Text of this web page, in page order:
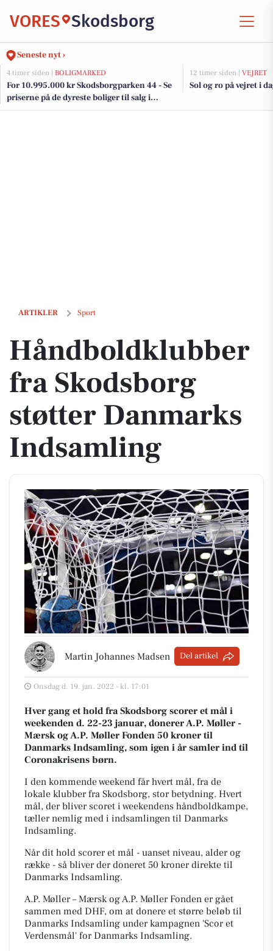
VORES Skodsborg
Seneste nyt ›
4 timer siden | BOLIGMARKED
For 10.995.000 kr Skodsborgparken 44 - Se
priserne på de dyreste boliger til salg i
Skodsborg
12 timer siden | VEJRET
Sol og ro på vejret i
ARTIKLER Sport
Håndboldklubber fra Skodsborg støtter Danmarks Indsamling
Håndboldklubber
fra Skodsborg
støtter Danmarks
Indsamling
Martin Johannes Madsen Del artikel
Onsdag d. 19. jan. 2022 - kl. 17:01
Hver gang et hold fra Skodsborg scorer et mål i
weekenden d. 22-23 januar, donerer A.P. Møller -
Mærsk og A.P. Møller Fonden 50 kroner til
Danmarks Indsamling, som igen i år samler ind til
Coronakrisens børn.
I den kommende weekend får hvert mål, fra de
lokale klubber fra Skodsborg, stor betydning. Hvert
mål, der bliver scoret i weekendens håndboldkampe,
tæller nemlig med i indsamlingen til Danmarks
Indsamling.
Når dit hold scorer et mål - uanset niveau, alder og
række - så bliver der doneret 50 kroner direkte til
Danmarks Indsamling.
A.P. Møller – Mærsk og A.P. Møller Fonden er gået
sammen med DHF, om at donere et større beløb til
Danmarks Indsamling under kampagnen 'Scor et
Verdensmål' for Danmarks Indsamling.